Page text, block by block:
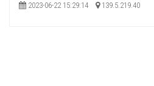
2023-06-22 15:29:14 139.5.219.40